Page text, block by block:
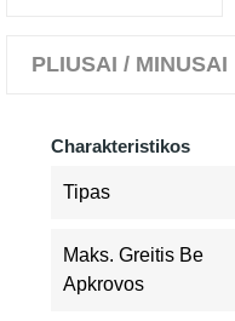
PLIUSAI / MINUSAI
Charakteristikos
Tipas
Maks. Greitis Be
Apkrovos